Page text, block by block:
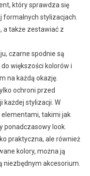
który sprawdza się
formalnych stylizacjach.
a także zestawiać z
czarne spodnie są
większości kolorów i
na każdą okazję.
ochroni przed
każdej stylizacji. W
takimi jak
ponadczasowy look.
praktyczna, ale również
kolory, można ją
niezbędnym akcesorium.